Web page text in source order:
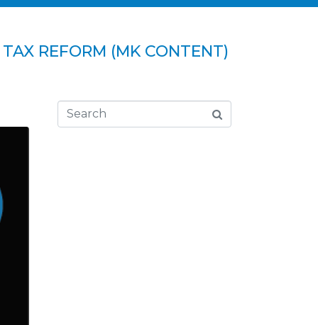
REFORM (MK CONTENT)